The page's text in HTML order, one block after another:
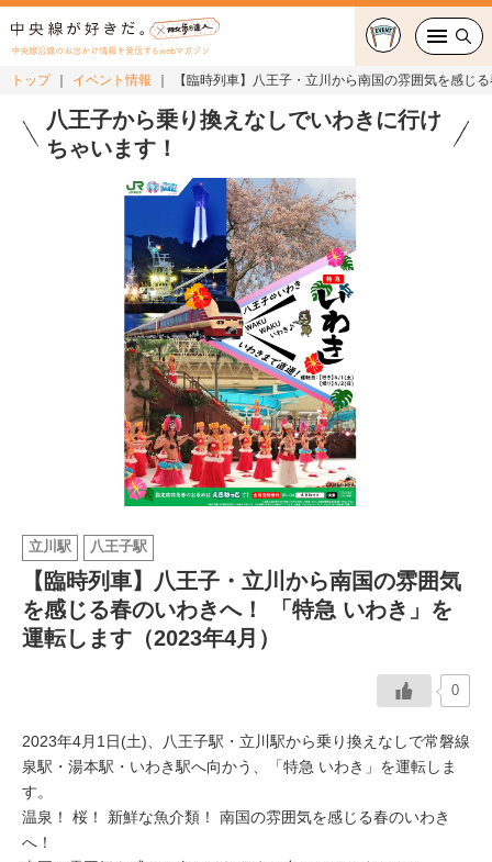
中央線沿線のお出かけ情報を発信するwebマガジン
グルメ・カフェ
スイーツ・テイクアウト
ショッピング
中央線カルチャー
中央線フェス
イベント情報
おしらせ
駅から探す
トップ イベント情報 【臨時列車】八王子・立川から南国の雰囲気を感じ
八王子から乗り換えなしでいわきに行け
ちゃいます！
立川駅 八王子駅
【臨時列車】八王子・立川から南国の雰囲気
を感じる春のいわきへ！ 「特急 いわき」を
運転します（2023年4月）
0
2023年4月1日(土)、八王子駅・立川駅から乗り換えなしで常磐線
泉駅・湯本駅・いわき駅へ向かう、「特急 いわき」を運転しま
す。
温泉！ 桜！ 新鮮な魚介類！ 南国の雰囲気を感じる春のいわき
へ！